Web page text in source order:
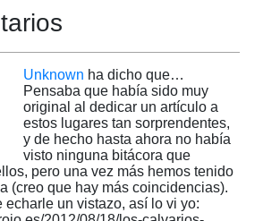
Unknown ha dicho que…
Pensaba que había sido muy
original al dedicar un artículo a
estos lugares tan sorprendentes,
y de hecho hasta ahora no había
visto ninguna bitácora que
pero una vez más hemos tenido
(creo que hay más coincidencias).
echarle un vistazo, así lo vi yo: